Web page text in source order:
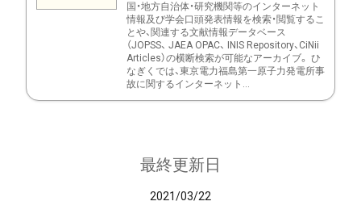
国・地方自治体・研究機関等のインターネット
情報及び学会口頭発表情報を検索・閲覧するこ
とや、関連する文献情報データベース
（JOPSS、 JAEA OPAC、 INIS Repository、CiNii
Articles）の横断検索が可能なアーカイブ。 ひ
なぎくでは、東京電力福島第一原子力発電所事
故に関するインターネット...
最終更新日
2021/03/22